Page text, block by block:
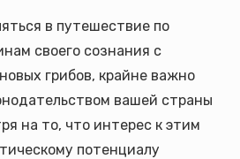
в путешествие по
своего сознания с
грибов, крайне важно
вашей страны
на то, что интерес к этим
потенциалу